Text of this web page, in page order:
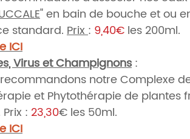
" en bain de bouche et ou
standard. Prix: 9,40€ les 200ml.
ICI
Virus et Champignons :
notre Complexe
et Phytothérapie de plantes
Prix : 23,30€ les 50ml.
ICI